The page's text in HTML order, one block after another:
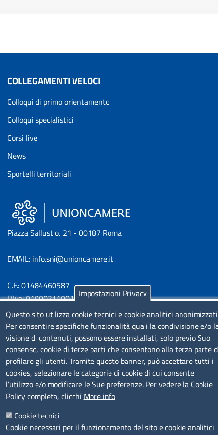
COLLEGAMENTI VELOCI
Colloqui di primo orientamento
Colloqui specialistici
Corsi live
News
Sportelli territoriali
Piazza Sallustio, 21 - 00187 Roma
EMAIL: info.sni@unioncamere.it
C.F.: 01484460587
P.Iva: 01000211001
SERVIZIO REALIZZATO DA
Impostazioni Privacy
Questo sito utilizza cookie tecnici e cookie analitici
Per consentire specifiche funzionalità quali la condivisione e/o
visione di contenuti, possono essere installati, solo previo Suo
consenso, cookie di terze parti che consentono alla terza parte
profilare gli utenti. Tramite questo banner, può accettare tutti i
cookies, selezionare le categorie di cookie di cui consente
l’utilizzo e/o modificare le Sue preferenze. Per vedere la Cookie
Policy completa, clicchi More info
Cookie tecnici
Cookie necessari per il funzionamento del sito e cookie analitici